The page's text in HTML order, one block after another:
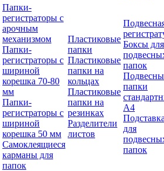
Папки-
регистраторы с
арочным
механизмом
Папки-
регистраторы с
шириной
корешка 70-80
мм
Папки-
регистраторы с
шириной
корешка 50 мм
Самоклеящиеся
карманы для
папок
Пластиковые
папки
Пластиковые
папки на
кольцах
Пластиковые
папки на
резинках
Разделители
листов
Боксы для
папок
папки
А4
для
папок